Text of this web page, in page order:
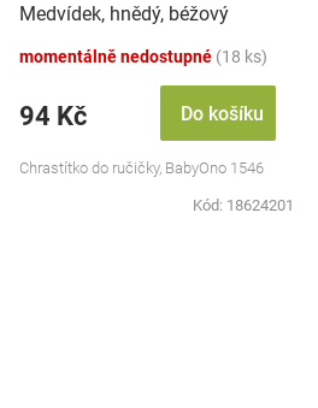
Medvídek, hnědý, béžový
momentálně nedostupné (18 ks)
94 Kč Do košíku
Chrastítko do ručičky, BabyOno 1546
Kód: 18624201